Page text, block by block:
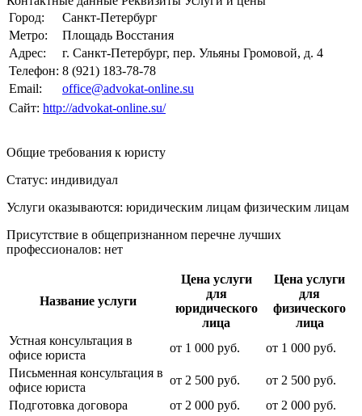
Город:
Санкт-Петербург
Метро:
Площадь Восстания
Адрес:
г. Санкт-Петербург, пер. Ульяны Громовой, д. 4
Телефон: 8 (921) 183-78-78
Email:
office@advokat-online.su
Сайт: http://advokat-online.su/
Общие требования к юристу
Статус: индивидуал
Услуги оказываются: юридическим лицам физическим лицам
Присутствие в общепризнанном перечне лучших
профессионалов: нет
Название услуги
Цена услуги
для
юридического
лица
Цена услуги
для
физического
лица
Устная консультация в
офисе юриста
от 1 000 руб. от 1 000 руб.
Письменная консультация в
офисе юриста
от 2 500 руб. от 2 500 руб.
Подготовка договора
от 2 000 руб. от 2 000 руб.